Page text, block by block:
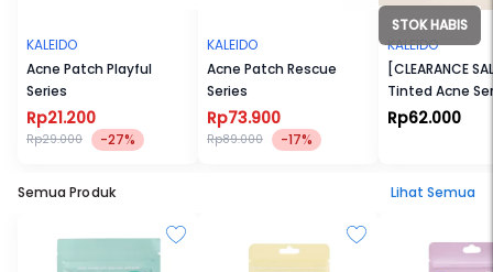
KALEIDO
Acne Patch Playful
Series
Rp21.200
Rp29.000 -27%
KALEIDO
Acne Patch Rescue
Series
Rp73.900
Rp89.000 -17%
STOK HABIS
KALEIDO
[CLEARANCE
Tinted Acne
Rp62.000
Semua Produk Lihat Semua